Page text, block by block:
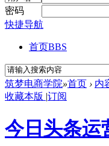
密码
快捷导航
首页BBS
筑梦电商学院»首页 › 内
收藏本版 |订阅
今日头条运